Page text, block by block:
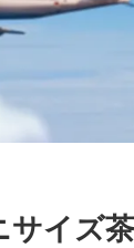
サイズ